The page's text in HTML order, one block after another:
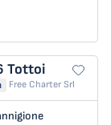
Tottoi
Free Charter Srl